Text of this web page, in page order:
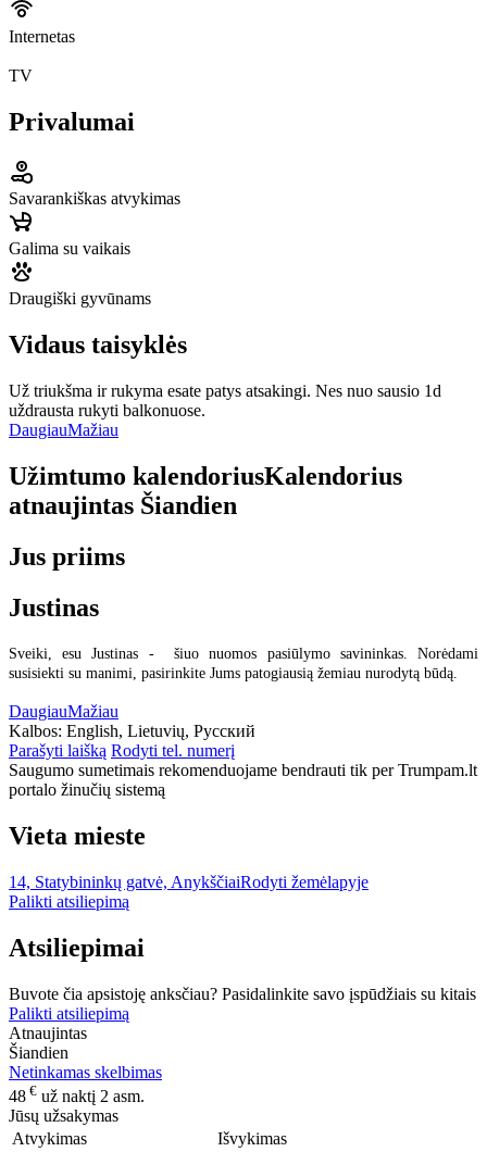
Internetas
TV
Privalumai
Savarankiškas atvykimas
Galima su vaikais
Draugiški gyvūnams
Vidaus taisyklės
Už triukšma ir rukyma esate patys atsakingi. Nes nuo sausio 1d
uždrausta rukyti balkonuose.
DaugiauMažiau
Užimtumo kalendoriusKalendorius
atnaujintas Šiandien
Jus priims
Justinas
Sveiki, esu Justinas - šiuo nuomos pasiūlymo savininkas. Norėdami
susisiekti su manimi, pasirinkite Jums patogiausią žemiau nurodytą būdą.
DaugiauMažiau
Kalbos: English, Lietuvių, Русский
Parašyti laišką Rodyti tel. numerį
Saugumo sumetimais rekomenduojame bendrauti tik per Trumpam.lt
portalo žinučių sistemą
Vieta mieste
14, Statybininkų gatvė, AnykščiaiRodyti žemėlapyje
Palikti atsiliepimą
Atsiliepimai
Buvote čia apsistoję anksčiau? Pasidalinkite savo įspūdžiais su kitais
Palikti atsiliepimą
Atnaujintas
Šiandien
Netinkamas skelbimas
48 € už naktį 2 asm.
Jūsų užsakymas
Atvykimas
Išvykimas